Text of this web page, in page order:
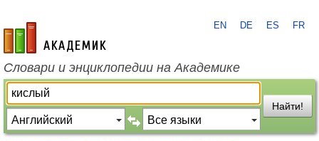
academic.ru
EN DE ES FR
Словари и энциклопедии на Академике
Найти!